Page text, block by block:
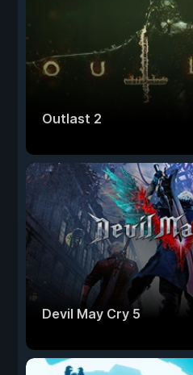
Outlast 2
Devil May Cry 5